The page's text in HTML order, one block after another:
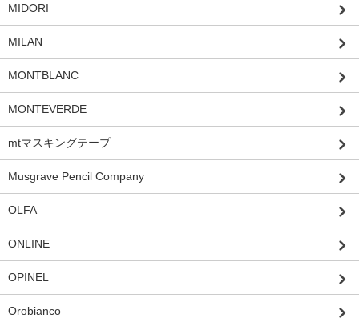
MIDORI
MILAN
MONTBLANC
MONTEVERDE
mtマスキングテープ
Musgrave Pencil Company
OLFA
ONLINE
OPINEL
Orobianco